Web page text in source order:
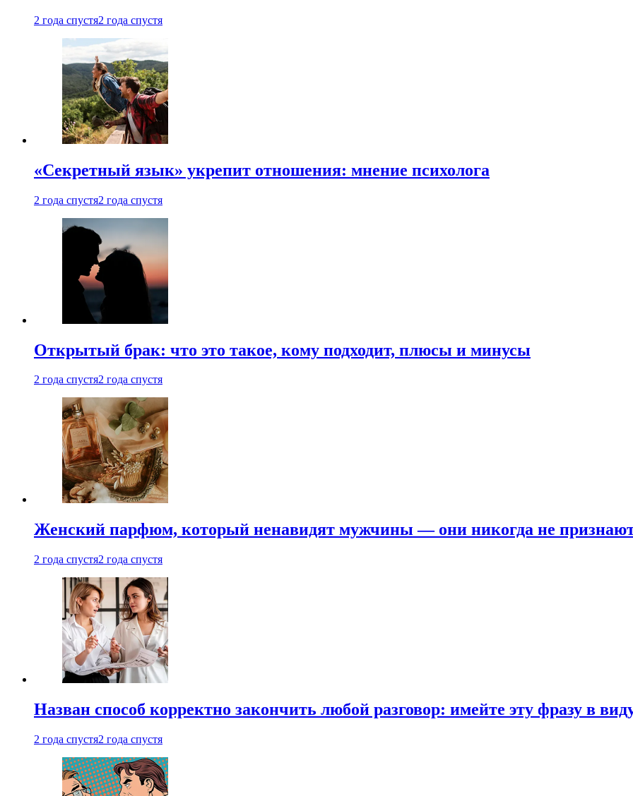
2 года спустя2 года спустя
«Секретный язык» укрепит отношения: мнение психолога
2 года спустя2 года спустя
Открытый брак: что это такое, кому подходит, плюсы и минусы
2 года спустя2 года спустя
Женский парфюм, который ненавидят мужчины — они никогда не
2 года спустя2 года спустя
Назван способ корректно закончить любой разговор: имейте эту фразу в
2 года спустя2 года спустя